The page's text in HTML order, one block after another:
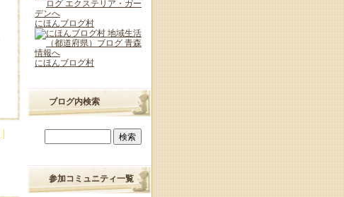
にほんブログ村
にほんブログ村
ブログ内検索
参加コミュニティ一覧